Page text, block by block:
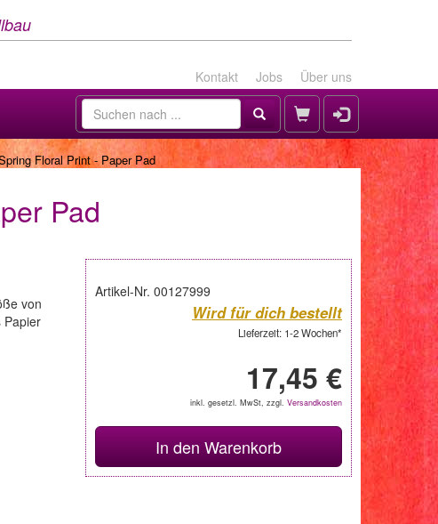
Kontakt Jobs Über uns
Floral Print - Paper Pad
Pad
Artikel-Nr. 00127999
Wird für dich bestellt
Lieferzeit: 1-2 Wochen*
17,45 €
inkl. gesetzl. MwSt, zzgl. Versandkosten
In den Warenkorb
von
Papier